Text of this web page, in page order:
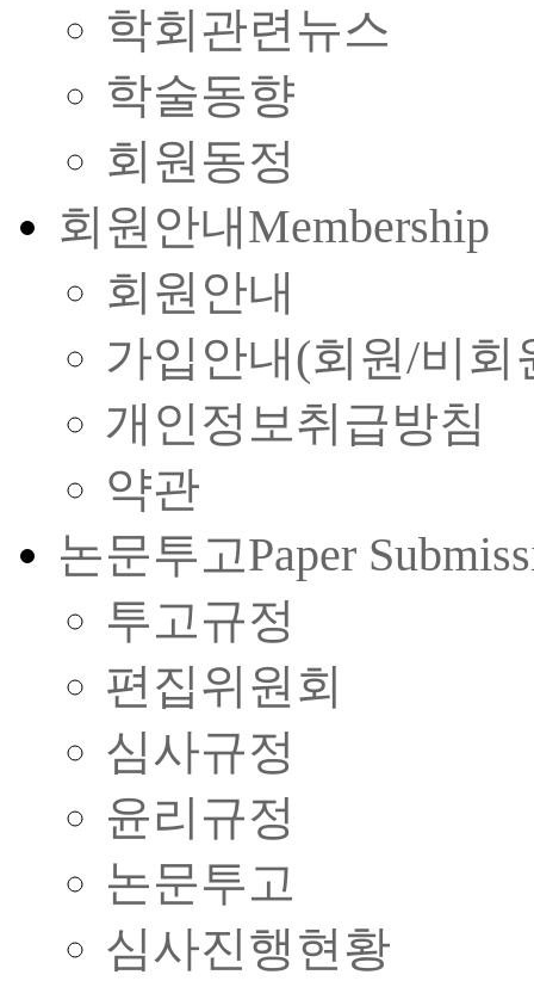
학회관련뉴스
학술동향
회원동정
회원안내Membership
회원안내
가입안내(회원/비회
개인정보취급방침
약관
논문투고Paper
투고규정
편집위원회
심사규정
윤리규정
논문투고
심사진행현황